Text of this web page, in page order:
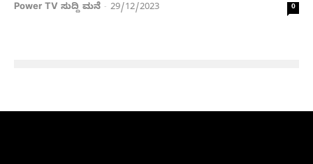
Power TV ಸುದ್ದಿ ಮನೆ - 29/12/2023 0